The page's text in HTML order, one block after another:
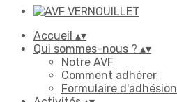
Accueil ▴▾
Qui sommes-nous ? ▴▾
Notre AVF
Comment adhérer
Formulaire d'adhésion